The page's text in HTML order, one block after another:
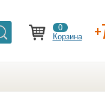
0
Корзина